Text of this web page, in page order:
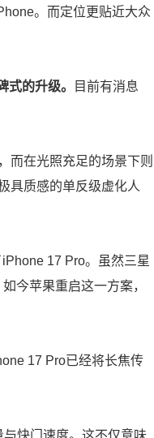
。而定位更贴近大众
的升级。
目前有消息
而在光照充足的场景下则
具质感的单反级虚化人
17 Pro。虽然三星
今苹果重启这一方案，
17 Pro已经将长焦传
快门速度。这不仅意味